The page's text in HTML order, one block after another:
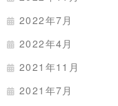
2022年7月
2022年4月
2021年11月
2021年7月